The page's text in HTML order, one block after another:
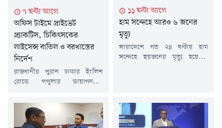
৭ ঘন্টা আগে
অফিস টাইমে প্রাইভেট
প্র্যাকটিস, চিকিৎসকের
লাইসেন্স বাতিল ও বরখাস্তের
নির্দেশ
রাজধানীর পুরান ঢাকার ইংলিশ
রোডে পপুলার ডায়াগনস্টিক
সরকারি দায়িত্ব পালনের সময়
রোগী দেখার অভিযোগে নরসিংদীর
বেলাব উপজেলা স্বাস্থ্য কমপ্লেক্সের
১১ ঘন্টা আগে
হাম সন্দেহে আরও ৬ জনের
মৃত্যু
সারাদেশে গত ২৪ ঘণ্টায় হাম
সন্দেহে ছয়জনের মৃত্যু হয়েছে।
গত ২৪ ঘণ্টায় সন্দেহজনক
হামরোগীর সংখ্যা ৭৩৩ জন এবং